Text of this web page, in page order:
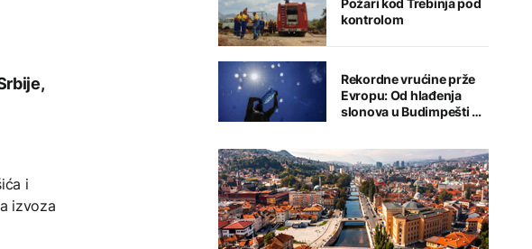
i
izvoza
kontrolom
Rekordne vrućine prže
Evropu: Od hlađenja
slonova u Budimpešti do